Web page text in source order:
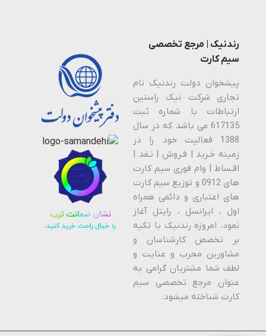
رندنیک | مرجع تخصصی
سیم کارت
پیشخوان دولت رندنیک نام
تجاری شرکت نیک راستین
ارتباطات با شماره ثبت
617135 می باشد که در سال
1388 فعالیت خود را در
زمینه خـرید | فـروش | نـقد |
اقـساط | وام فوری سیم کارت
های 0912 و توزیع سیم کارت
های اعتباری و دائمی همراه
اول ، ایرانسل ، رایتل آغاز
نمود. امروزه رندنیک با تکیه
بر تخصص کارشناسان و
مشاورین مجرب و عنایت و
لطف شما مشتریان گرامی به
عنوان مرجع تخصصی سیم
کارت شناخته میشود.